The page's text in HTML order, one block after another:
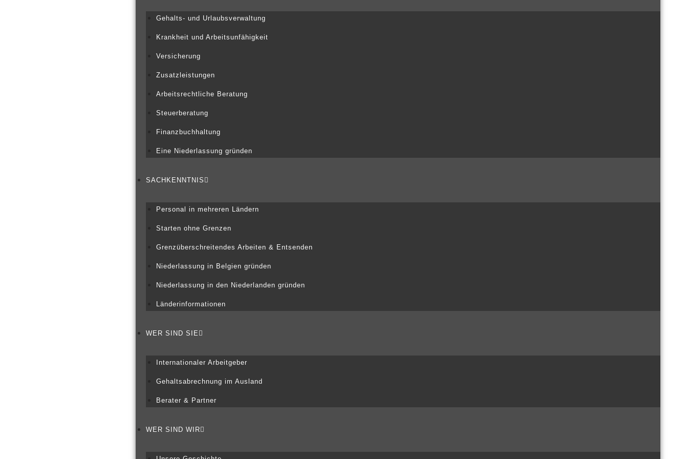
Gehalts- und Urlaubsverwaltung
Krankheit und Arbeitsunfähigkeit
Versicherung
Zusatzleistungen
Arbeitsrechtliche Beratung
Steuerberatung
Finanzbuchhaltung
Eine Niederlassung gründen
SACHKENNTNIS
Personal in mehreren Ländern
Starten ohne Grenzen
Grenzüberschreitendes Arbeiten & Entsenden
Niederlassung in Belgien gründen
Niederlassung in den Niederlanden gründen
Länderinformationen
WER SIND SIE
Internationaler Arbeitgeber
Gehaltsabrechnung im Ausland
Berater & Partner
WER SIND WIR